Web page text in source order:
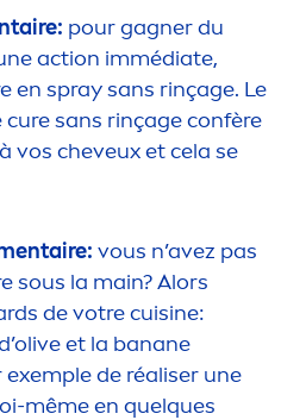
taire: pour gagner du
action immédiate,
en spray sans rinçage. Le
sans rinçage confère
vos cheveux et cela se
taire: vous n’avez pas
sous la main? Alors
de votre cuisine:
et la banane
de réaliser une
même en quelques